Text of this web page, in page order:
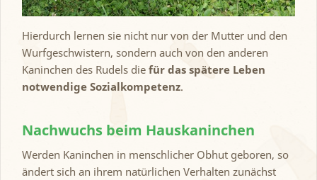
Hierdurch lernen sie nicht nur von der Mutter und den
Wurfgeschwistern, sondern auch von den anderen
Kaninchen des Rudels die für das spätere Leben
notwendige Sozialkompetenz.
Nachwuchs beim Hauskaninchen
Werden Kaninchen in menschlicher Obhut geboren, so
ändert sich an ihrem natürlichen Verhalten zunächst